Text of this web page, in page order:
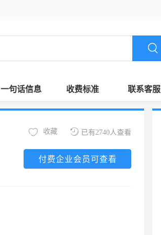
一句话信息 收费标准 联系客服
已有2740人查看
收藏
付费企业会员可查看